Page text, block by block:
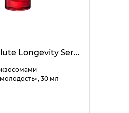
Muse Absolute Longevity Serum
30 мл